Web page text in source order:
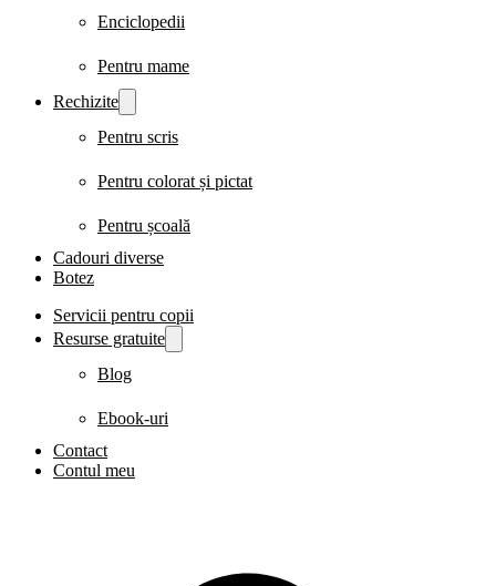
Enciclopedii
Pentru mame
Rechizite
Pentru scris
Pentru colorat și pictat
Pentru școală
Cadouri diverse
Botez
Servicii pentru copii
Resurse gratuite
Blog
Ebook-uri
Contact
Contul meu